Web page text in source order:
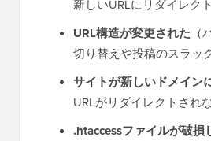
新しいURLにリダイレク
URL構造が変更された
切り替えや投稿のスラッ
サイトが新しいドメイン
URLがリダイレクトされ
.htaccessファイルが破損